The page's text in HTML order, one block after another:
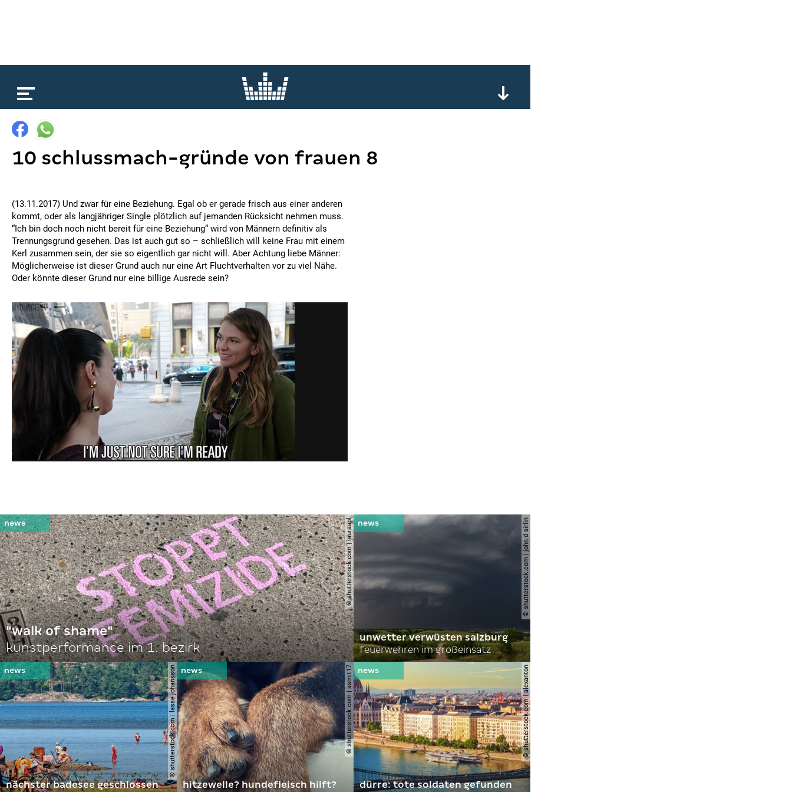
10 schlussmach-gründe von frauen 8
(13.11.2017) Und zwar für eine Beziehung. Egal ob er gerade frisch aus einer anderen
kommt, oder als langjähriger Single plötzlich auf jemanden Rücksicht nehmen muss.
“Ich bin doch noch nicht bereit für eine Beziehung“ wird von Männern definitiv als
Trennungsgrund gesehen. Das ist auch gut so – schließlich will keine Frau mit einem
Kerl zusammen sein, der sie so eigentlich gar nicht will. Aber Achtung liebe Männer:
Möglicherweise ist dieser Grund auch nur eine Art Fluchtverhalten vor zu viel Nähe.
Oder könnte dieser Grund nur eine billige Ausrede sein?
© shutterstock.com | lauraapl
"walk of shame"
kunstperformance im 1. bezirk
© shutterstock.com | john d sirlin
unwetter verwüsten salzburg
feuerwehren im großeinsatz
© shutterstock.com | lasse johansson
nächster badesee geschlossen
© shutterstock.com | asmit17
hitzewelle? hundefleisch hilft?
© shutterstock.com | alexanton
dürre: tote soldaten gefunden